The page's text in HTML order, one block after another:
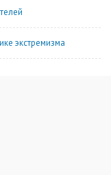
экстремизма